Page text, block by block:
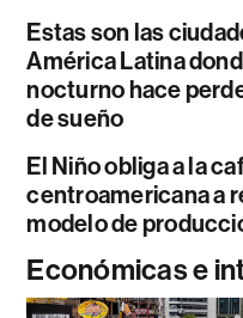
Estas son las
América Latina
nocturno hace
de sueño
El Niño obliga a la
centroamericana a
modelo de
Económicas e